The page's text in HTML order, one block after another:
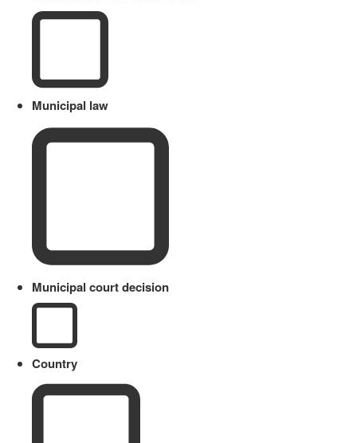
Municipal law
Municipal court decision
Country